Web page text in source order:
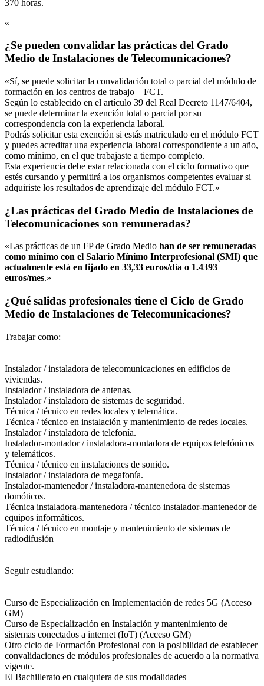
370 horas.
«
¿Se pueden convalidar las prácticas del Grado
Medio de Instalaciones de Telecomunicaciones?
«Sí, se puede solicitar la convalidación total o parcial del módulo de
formación en los centros de trabajo – FCT.
Según lo establecido en el artículo 39 del Real Decreto 1147/6404,
se puede determinar la exención total o parcial por su
correspondencia con la experiencia laboral.
Podrás solicitar esta exención si estás matriculado en el módulo FCT
y puedes acreditar una experiencia laboral correspondiente a un año,
como mínimo, en el que trabajaste a tiempo completo.
Esta experiencia debe estar relacionada con el ciclo formativo que
estés cursando y permitirá a los organismos competentes evaluar si
adquiriste los resultados de aprendizaje del módulo FCT.»
¿Las prácticas del Grado Medio de Instalaciones de
Telecomunicaciones son remuneradas?
«Las prácticas de un FP de Grado Medio han de ser remuneradas
como mínimo con el Salario Mínimo Interprofesional (SMI) que
actualmente está en fijado en 33,33 euros/día o 1.4393
euros/mes.»
¿Qué salidas profesionales tiene el Ciclo de Grado
Medio de Instalaciones de Telecomunicaciones?
Trabajar como:
Instalador / instaladora de telecomunicaciones en edificios de
viviendas.
Instalador / instaladora de antenas.
Instalador / instaladora de sistemas de seguridad.
Técnica / técnico en redes locales y telemática.
Técnica / técnico en instalación y mantenimiento de redes locales.
Instalador / instaladora de telefonía.
Instalador-montador / instaladora-montadora de equipos telefónicos
y telemáticos.
Técnica / técnico en instalaciones de sonido.
Instalador / instaladora de megafonía.
Instalador-mantenedor / instaladora-mantenedora de sistemas
domóticos.
Técnica instaladora-mantenedora / técnico instalador-mantenedor de
equipos informáticos.
Técnica / técnico en montaje y mantenimiento de sistemas de
radiodifusión
Seguir estudiando:
Curso de Especialización en Implementación de redes 5G (Acceso
GM)
Curso de Especialización en Instalación y mantenimiento de
sistemas conectados a internet (IoT) (Acceso GM)
Otro ciclo de Formación Profesional con la posibilidad de establecer
convalidaciones de módulos profesionales de acuerdo a la normativa
vigente.
El Bachillerato en cualquiera de sus modalidades